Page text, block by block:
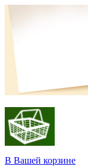
В Вашей корзине